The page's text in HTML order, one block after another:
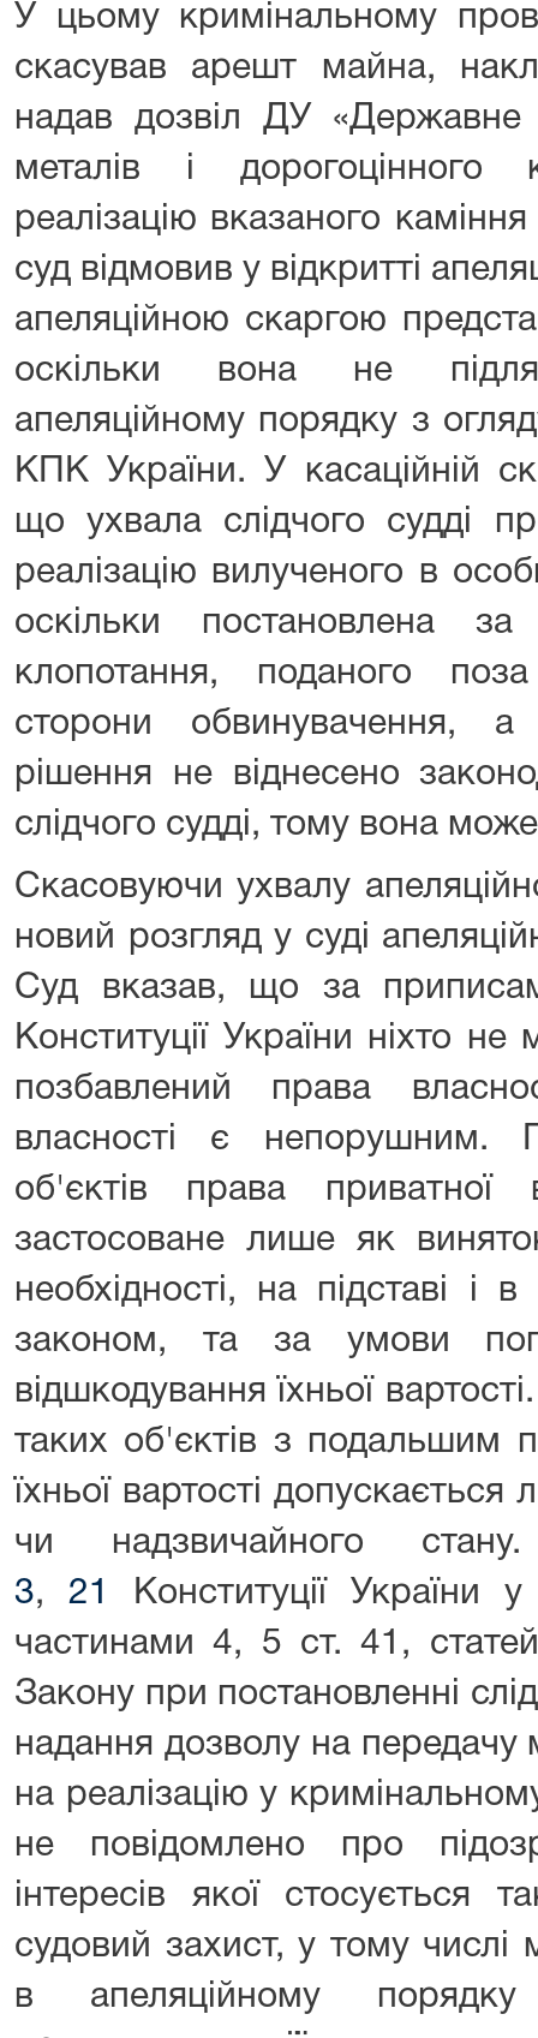
У цьому кримінальному
скасував арешт майна,
надав дозвіл ДУ «Державне
металів і дорогоцінного
реалізацію вказаного
суд відмовив у відкритті
апеляційною скаргою
оскільки вона не
апеляційному порядку з
КПК України. У касаційній
що ухвала слідчого судді
реалізацію вилученого в
оскільки постановлена за
клопотання, поданого
сторони обвинувачення, а
рішення не віднесено
слідчого судді, тому вона
Скасовуючи ухвалу
новий розгляд у суді
Суд вказав, що за
Конституції України ніхто
позбавлений права
власності є непорушним.
об'єктів права приватної
застосоване лише як
необхідності, на підставі і
законом, та за умови
відшкодування їхньої
таких об'єктів з подальшим
їхньої вартості
чи надзвичайного
3, 21
Конституції України
частинами 4, 5 ст. 41,
Закону при постановленні
надання дозволу на передачу
на реалізацію у
не повідомлено про
інтересів якої стосується
судовий захист, у тому числі
в апеляційному